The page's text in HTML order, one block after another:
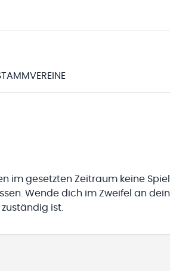
im gesetzten Zeitraum keine
Wende dich im Zweifel an
ist.